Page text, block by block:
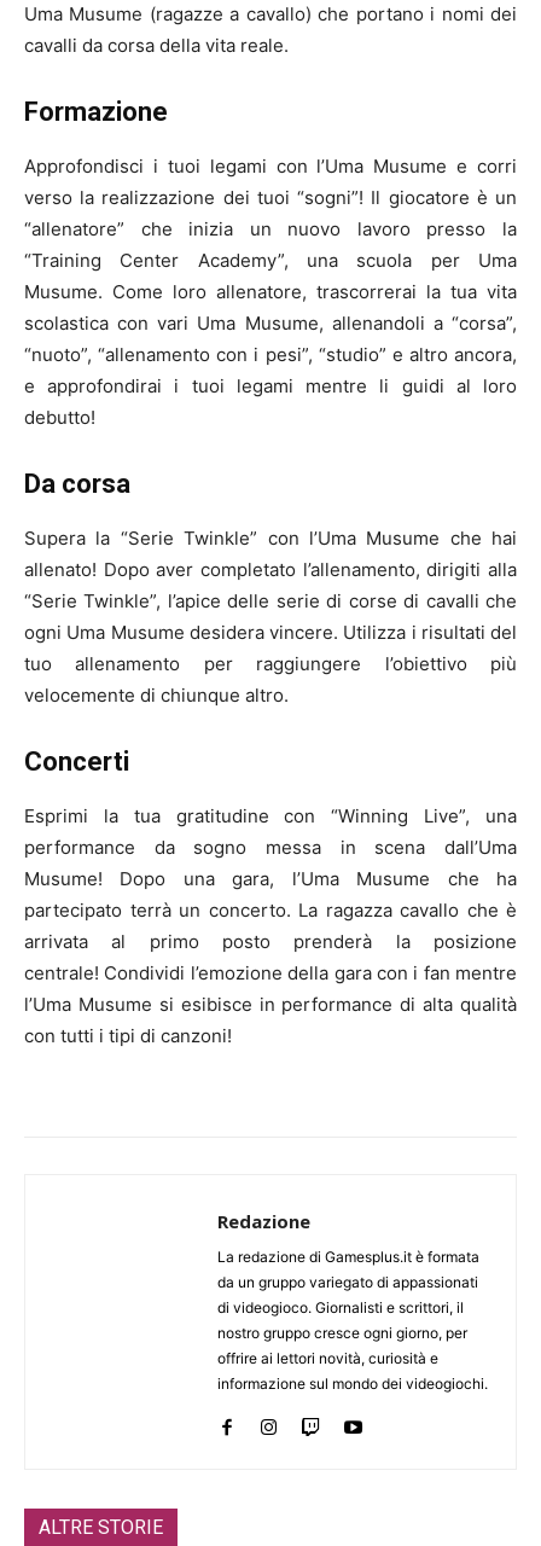
Uma Musume (ragazze a cavallo) che portano i nomi dei
cavalli da corsa della vita reale.
Formazione
Approfondisci i tuoi legami con l’Uma Musume e corri
verso la realizzazione dei tuoi “sogni”! Il giocatore è un
“allenatore” che inizia un nuovo lavoro presso la
“Training Center Academy”, una scuola per Uma
Musume. Come loro allenatore, trascorrerai la tua vita
scolastica con vari Uma Musume, allenandoli a “corsa”,
“nuoto”, “allenamento con i pesi”, “studio” e altro ancora,
e approfondirai i tuoi legami mentre li guidi al loro
debutto!
Da corsa
Supera la “Serie Twinkle” con l’Uma Musume che hai
allenato! Dopo aver completato l’allenamento, dirigiti alla
“Serie Twinkle”, l’apice delle serie di corse di cavalli che
ogni Uma Musume desidera vincere. Utilizza i risultati del
tuo allenamento per raggiungere l’obiettivo più
velocemente di chiunque altro.
Concerti
Esprimi la tua gratitudine con “Winning Live”, una
performance da sogno messa in scena dall’Uma
Musume! Dopo una gara, l’Uma Musume che ha
partecipato terrà un concerto. La ragazza cavallo che è
arrivata al primo posto prenderà la posizione
centrale! Condividi l’emozione della gara con i fan mentre
l’Uma Musume si esibisce in performance di alta qualità
con tutti i tipi di canzoni!
Redazione
La redazione di Gamesplus.it è formata
da un gruppo variegato di appassionati
di videogioco. Giornalisti e scrittori, il
nostro gruppo cresce ogni giorno, per
offrire ai lettori novità, curiosità e
informazione sul mondo dei videogiochi.
ALTRE STORIE